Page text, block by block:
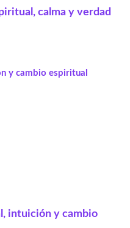
calma y verdad
intuición y cambio